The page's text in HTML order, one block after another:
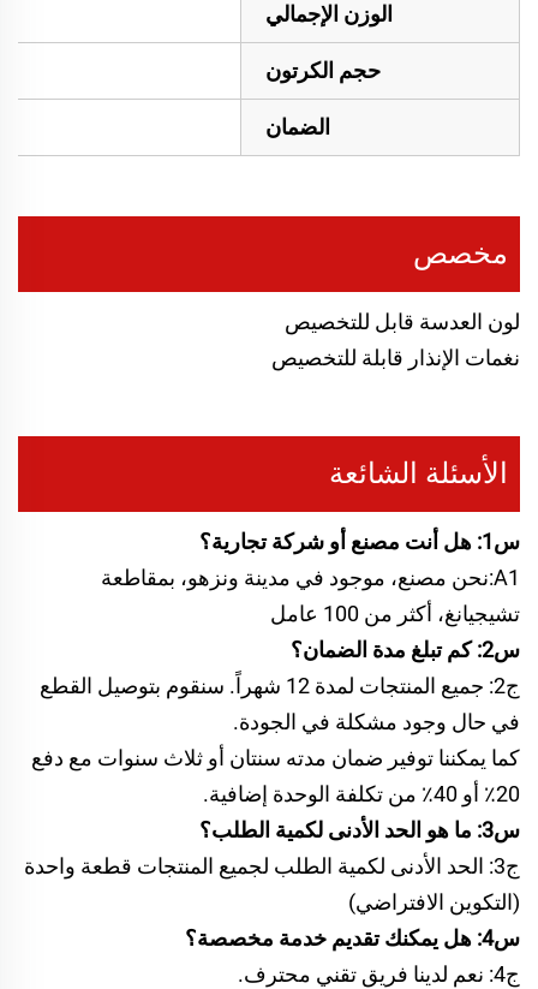
الوزن الإجمالي
حجم الكرتون
الضمان
مخصص
لون العدسة قابل للتخصيص
نغمات الإنذار قابلة للتخصيص
الأسئلة الشائعة
س1: هل أنت مصنع أو شركة تجارية؟
A1:نحن مصنع، موجود في مدينة ونزهو، بمقاطعة
تشيجيانغ، أكثر من 100 عامل
س2: كم تبلغ مدة الضمان؟
ج2: جميع المنتجات لمدة 12 شهراً. سنقوم بتوصيل القطع
في حال وجود مشكلة في الجودة.
كما يمكننا توفير ضمان مدته سنتان أو ثلاث سنوات مع دفع
20٪ أو 40٪ من تكلفة الوحدة إضافية.
س3: ما هو الحد الأدنى لكمية الطلب؟
ج3: الحد الأدنى لكمية الطلب لجميع المنتجات قطعة واحدة
(التكوين الافتراضي)
س4: هل يمكنك تقديم خدمة مخصصة؟
ج4: نعم لدينا فريق تقني محترف.